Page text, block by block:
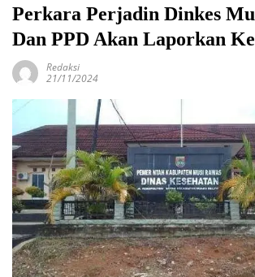
Perkara Perjadin Dinkes
Dan PPD Akan Laporkan
Redaksi
21/11/2024